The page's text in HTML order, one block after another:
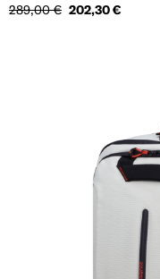
Tavahind
289,00 € Hind
202,30 €